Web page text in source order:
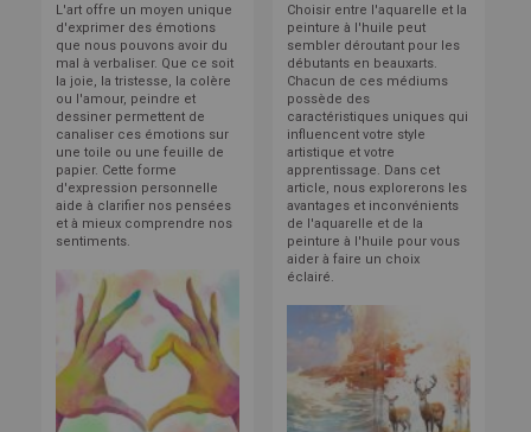
L'art offre un moyen unique
d'exprimer des émotions
que nous pouvons avoir du
mal à verbaliser. Que ce soit
la joie, la tristesse, la colère
ou l'amour, peindre et
dessiner permettent de
canaliser ces émotions sur
une toile ou une feuille de
papier. Cette forme
d'expression personnelle
aide à clarifier nos pensées
et à mieux comprendre nos
sentiments.
Choisir entre l'aquarelle et la
peinture à l'huile peut
sembler déroutant pour les
débutants en beauxarts.
Chacun de ces médiums
possède des
caractéristiques uniques qui
influencent votre style
artistique et votre
apprentissage. Dans cet
article, nous explorerons les
avantages et inconvénients
de l'aquarelle et de la
peinture à l'huile pour vous
aider à faire un choix
éclairé.